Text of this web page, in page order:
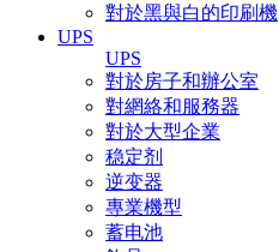
對於黑與白的印刷機
UPS
UPS
對於房子和辦公室
對網絡和服務器
對於大型企業
稳定剂
逆变器
專業機型
蓄电池